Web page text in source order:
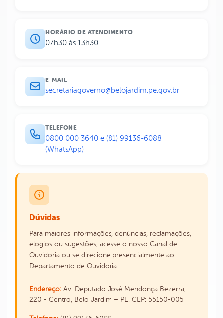
HORÁRIO DE ATENDIMENTO
07h30 às 13h30
E-MAIL
secretariagoverno@belojardim.pe.gov.br
TELEFONE
0800 000 3640 e (81) 99136-6088
(WhatsApp)
Dúvidas
Para maiores informações, denúncias, reclamações,
elogios ou sugestões, acesse o nosso Canal de
Ouvidoria ou se direcione presencialmente ao
Departamento de Ouvidoria.
Endereço: Av. Deputado José Mendonça Bezerra,
220 - Centro, Belo Jardim – PE. CEP: 55150-005